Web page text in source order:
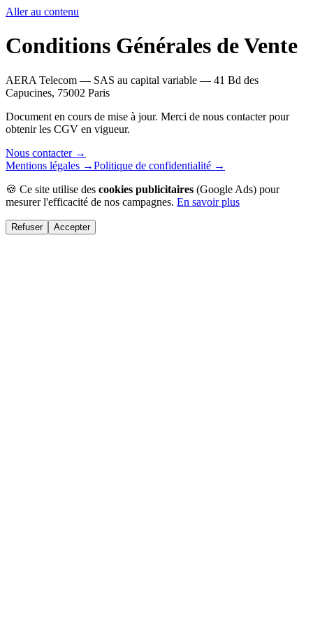
Aller au contenu
Conditions Générales de Vente
AERA Telecom — SAS au capital variable — 41 Bd des
Capucines, 75002 Paris
Document en cours de mise à jour. Merci de nous contacter pour
obtenir les CGV en vigueur.
Nous contacter →
Mentions légales →Politique de confidentialité →
🍪 Ce site utilise des cookies publicitaires (Google Ads) pour
mesurer l'efficacité de nos campagnes. En savoir plus
Refuser Accepter